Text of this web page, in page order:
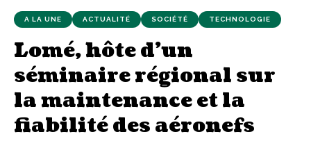
A LA UNE ACTUALITÉ SOCIÉTÉ TECHNOLOGIE
Lomé, hôte d’un
séminaire régional sur
la maintenance et la
fiabilité des aéronefs